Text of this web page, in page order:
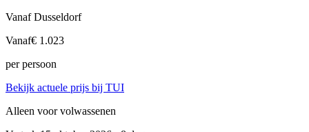
Vanaf Dusseldorf
Vanaf€ 1.023
per persoon
Bekijk actuele prijs bij TUI
Alleen voor volwassenen